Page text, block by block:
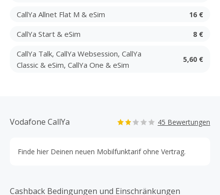
CallYa Allnet Flat M & eSim 16 €
CallYa Start & eSim 8 €
CallYa Talk, CallYa Websession, CallYa
Classic & eSim, CallYa One & eSim
5,60 €
Vodafone CallYa 45 Bewertungen
Finde hier Deinen neuen Mobilfunktarif ohne Vertrag.
Cashback Bedingungen und Einschränkungen